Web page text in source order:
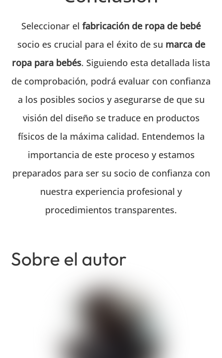
Seleccionar el fabricación de ropa de bebé
socio es crucial para el éxito de su marca de
ropa para bebés. Siguiendo esta detallada lista
de comprobación, podrá evaluar con confianza
a los posibles socios y asegurarse de que su
visión del diseño se traduce en productos
físicos de la máxima calidad. Entendemos la
importancia de este proceso y estamos
preparados para ser su socio de confianza con
nuestra experiencia profesional y
procedimientos transparentes.
Sobre el autor